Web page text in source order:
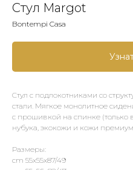
Стул Margot
Bontempi Casa
Стул с подлокотниками со
стали. Мягкое монолитное
с прошивкой на спинке
нубука, экокожи и кожи
Размеры:
cm 55x55x87/49